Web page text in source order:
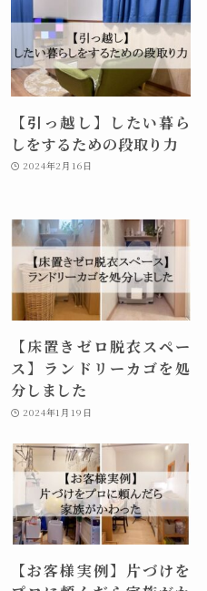
【引っ越し】したい暮ら
しをするための段取り力
2024年2月16日
【床置きゼロ脱衣スペー
ス】ランドリーカゴを処
分しました
2024年1月19日
【お客様実例】片づけを